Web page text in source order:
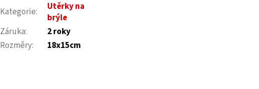
Kategorie:
Utěrky na
brýle
Záruka:
2 roky
Rozměry: 18x15cm